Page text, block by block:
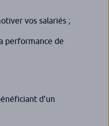
vos salariés ;
performance de
d’un